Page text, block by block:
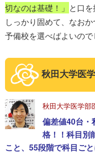
切なのは基礎！」 と口
しっかり固めて、なお
予備校を選べばよいので
秋田大学医
秋田大学医学
偏差値40台・
格！！科目別
こと、55段階で科目ご